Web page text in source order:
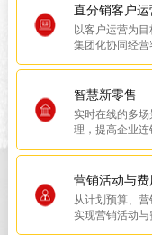
直分销客户
以客户运营为
集团化协同经营
智慧新零售
实时在线的多
理，提高企业
营销活动与
从计划预算、
实现营销活动与